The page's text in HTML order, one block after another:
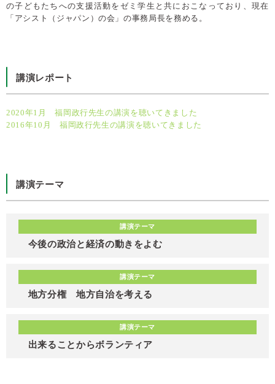
の子どもたちへの支援活動をゼミ学生と共におこなっており、現在
「アシスト（ジャパン）の会」の事務局長を務める。
講演レポート
2020年1月 福岡政行先生の講演を聴いてきました
2016年10月 福岡政行先生の講演を聴いてきました
講演テーマ
講演テーマ
今後の政治と経済の動きをよむ
講演テーマ
地方分権 地方自治を考える
講演テーマ
出来ることからボランティア